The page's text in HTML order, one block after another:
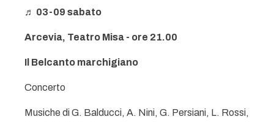
♬ 03-09 sabato
Arcevia, Teatro Misa - ore 21.00
Il Belcanto marchigiano
Concerto
Musiche di G. Balducci, A. Nini, G. Persiani, L. Rossi,